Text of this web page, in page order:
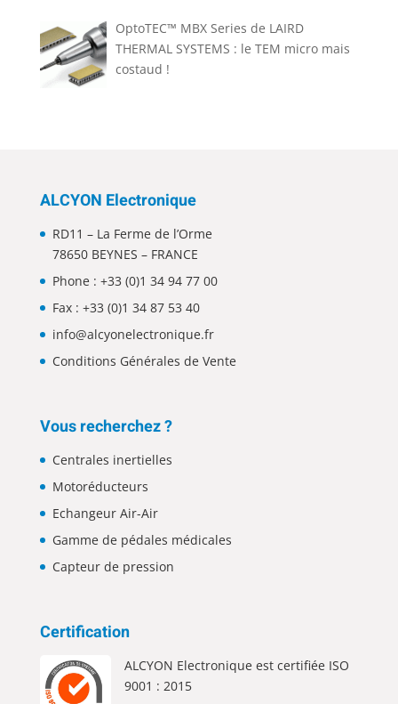
OptoTEC™ MBX Series de LAIRD
THERMAL SYSTEMS : le TEM micro mais
costaud !
ALCYON Electronique
RD11 – La Ferme de l’Orme
78650 BEYNES – FRANCE
Phone : +33 (0)1 34 94 77 00
Fax : +33 (0)1 34 87 53 40
info@alcyonelectronique.fr
Conditions Générales de Vente
Vous recherchez ?
Centrales inertielles
Motoréducteurs
Echangeur Air-Air
Gamme de pédales médicales
Capteur de pression
Certification
ALCYON Electronique est certifiée ISO
9001 : 2015